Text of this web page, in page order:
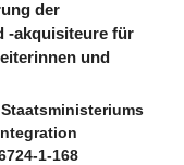
der
-akquisiteure für
und
1-168